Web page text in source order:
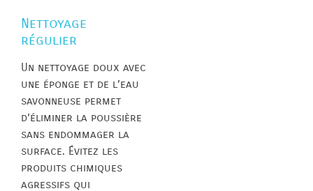
Nettoyage
régulier
Un nettoyage doux avec
une éponge et de l’eau
savonneuse permet
d’éliminer la poussière
sans endommager la
surface. Évitez les
produits chimiques
agressifs qui